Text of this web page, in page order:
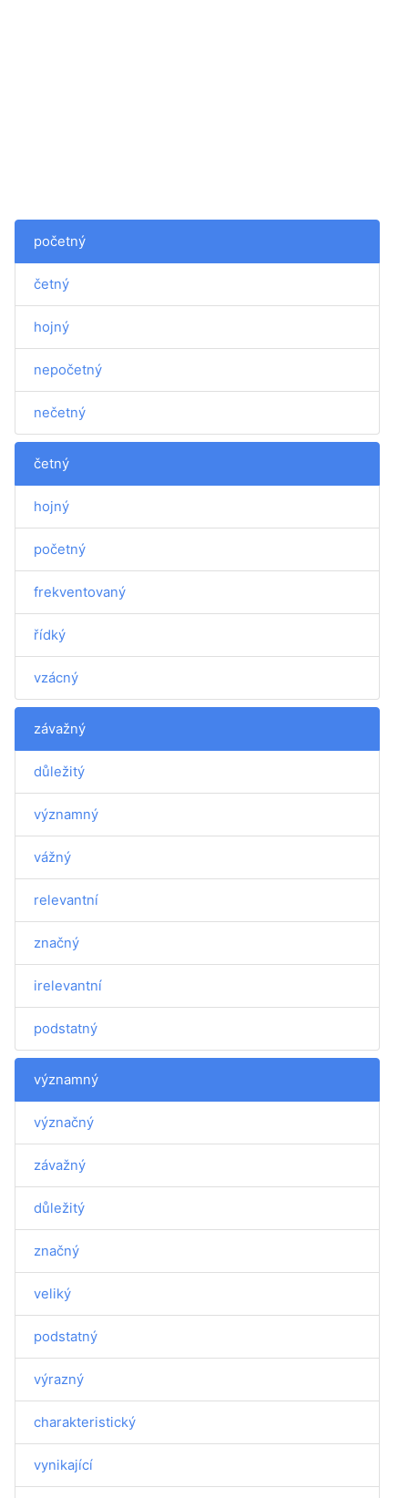
početný
četný
hojný
nepočetný
nečetný
četný
hojný
početný
frekventovaný
řídký
vzácný
závažný
důležitý
významný
vážný
relevantní
značný
irelevantní
podstatný
významný
význačný
závažný
důležitý
značný
veliký
podstatný
výrazný
charakteristický
vynikající